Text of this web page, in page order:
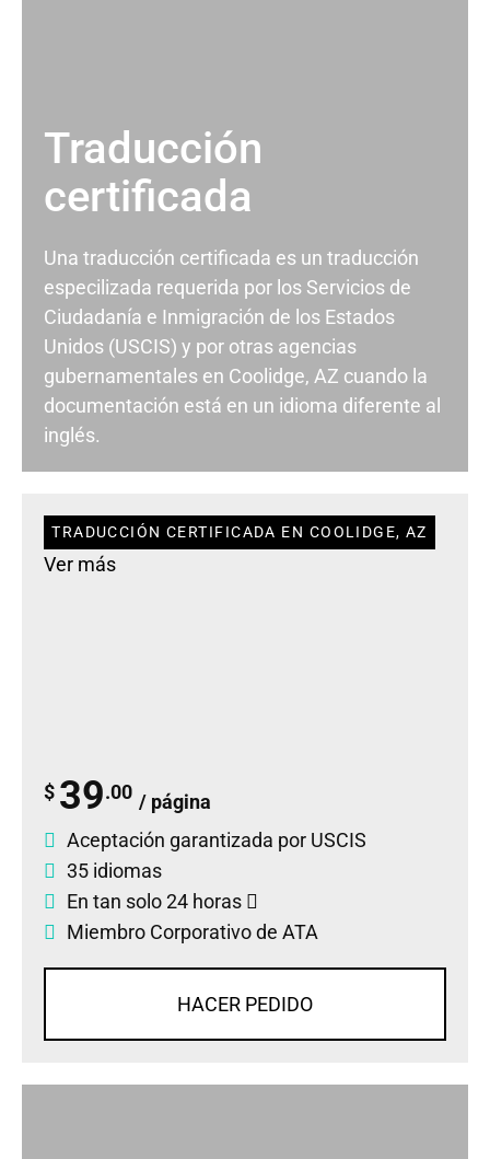
Traducción
certificada
Una traducción certificada es un traducción
especilizada requerida por los Servicios de
Ciudadanía e Inmigración de los Estados
Unidos (USCIS) y por otras agencias
gubernamentales en Coolidge, AZ cuando la
documentación está en un idioma diferente al
inglés.
TRADUCCIÓN CERTIFICADA EN COOLIDGE, AZ
Ver más
$ 39.00 / página
Aceptación garantizada por USCIS
35 idiomas
En tan solo 24 horas
Miembro Corporativo de ATA
HACER PEDIDO